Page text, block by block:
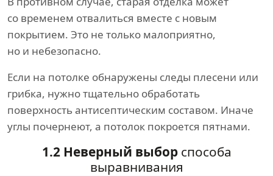
со временем отвалиться вместе с новым
покрытием. Это не только малоприятно,
но и небезопасно.
Если на потолке обнаружены следы плесени или
грибка, нужно тщательно обработать
поверхность антисептическим составом. Иначе
углы почернеют, а потолок покроется пятнами.
1.2 Неверный выборспособа
выравнивания